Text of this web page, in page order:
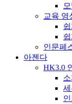
교육 영
인문페
아젠다
HK3.0
소